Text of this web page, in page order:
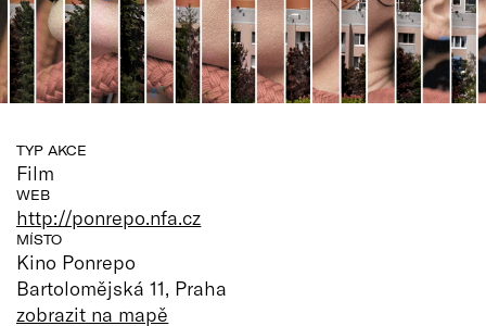
TYP AKCE
Film
WEB
http://ponrepo.nfa.cz
MÍSTO
Kino Ponrepo
Bartolomějská 11, Praha
zobrazit na mapě